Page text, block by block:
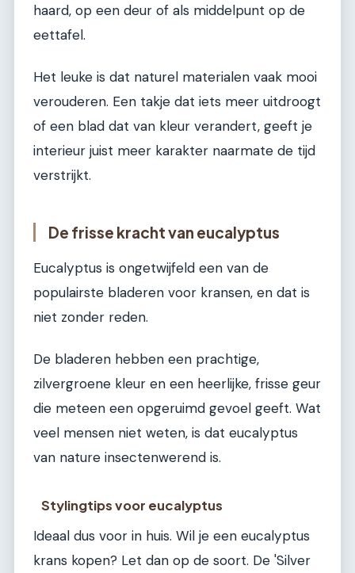
haard, op een deur of als middelpunt op de
eettafel.
Het leuke is dat naturel materialen vaak mooi
verouderen. Een takje dat iets meer uitdroogt
of een blad dat van kleur verandert, geeft je
interieur juist meer karakter naarmate de tijd
verstrijkt.
De frisse kracht van eucalyptus
Eucalyptus is ongetwijfeld een van de
populairste bladeren voor kransen, en dat is
niet zonder reden.
De bladeren hebben een prachtige,
zilvergroene kleur en een heerlijke, frisse geur
die meteen een opgeruimd gevoel geeft. Wat
veel mensen niet weten, is dat eucalyptus
van nature insectenwerend is.
Stylingtips voor eucalyptus
Ideaal dus voor in huis. Wil je een eucalyptus
krans kopen? Let dan op de soort. De 'Silver